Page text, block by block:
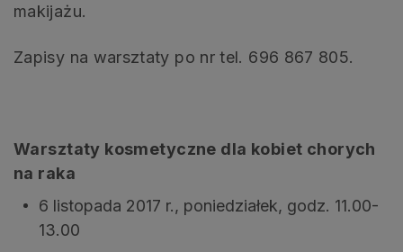
makijażu.
Zapisy na warsztaty po nr tel. 696 867 805.
Warsztaty kosmetyczne dla kobiet chorych
na raka
6 listopada 2017 r., poniedziałek, godz. 11.00-
13.00